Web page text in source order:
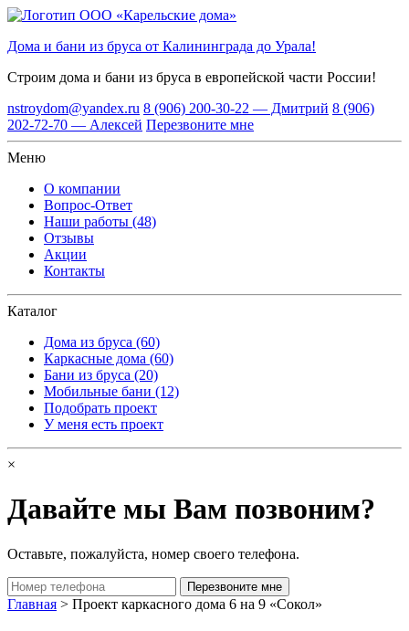
Дома и бани из бруса от Калининграда до Урала!
Строим дома и бани из бруса в европейской части России!
nstroydom@yandex.ru 8 (906) 200-30-22 — Дмитрий 8 (906)
202-72-70 — Алексей Перезвоните мне
Меню
О компании
Вопрос-Ответ
Наши работы (48)
Отзывы
Акции
Контакты
Каталог
Дома из бруса (60)
Каркасные дома (60)
Бани из бруса (20)
Мобильные бани (12)
Подобрать проект
У меня есть проект
×
Давайте мы Вам позвоним?
Оставьте, пожалуйста, номер своего телефона.
Главная > Проект каркасного дома 6 на 9 «Сокол»